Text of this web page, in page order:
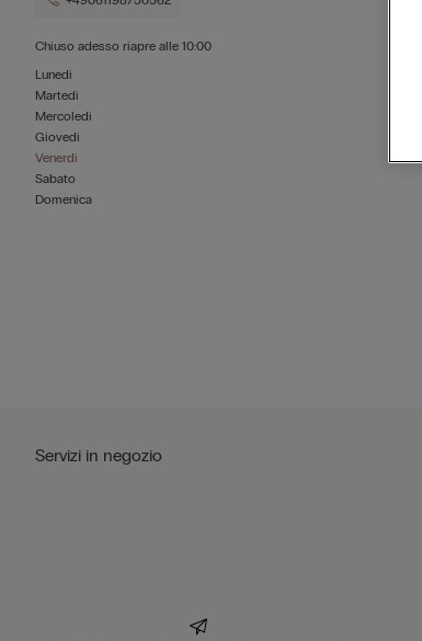
Chiuso adesso riapre alle 10:00
Lunedì
Martedì
Mercoledì
Giovedì
Venerdì
Sabato
Domenica
Servizi in negozio